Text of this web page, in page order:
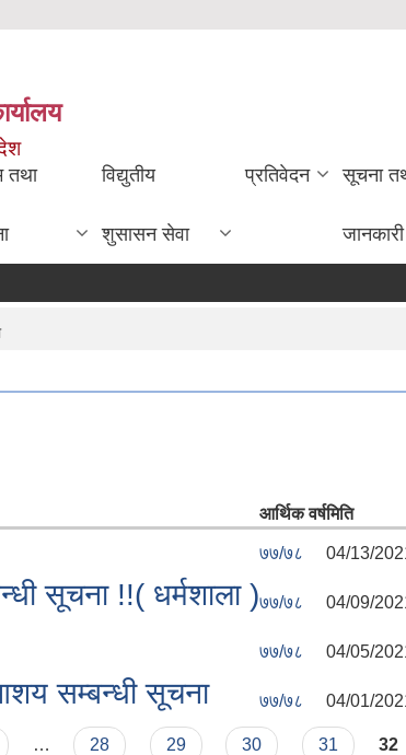
तथा विद्युतीय
शुसासन सेवा
प्रतिवेदन सूचना
जानकारी
आर्थिक वर्षमिति
७७/७८ 04/13/
सूचना !!( धर्मशाला )७७/७८ 04/09/
७७/७८ 04/05/
सम्बन्धी सूचना ७७/७८ 04/01/
… 28 29 30 31 32